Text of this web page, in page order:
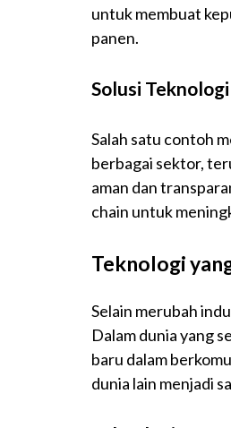
untuk membuat
panen.
Solusi
Salah satu contoh
berbagai sektor,
aman dan
chain untuk
Teknologi
Selain merubah
Dalam dunia yang
baru dalam
dunia lain menjadi